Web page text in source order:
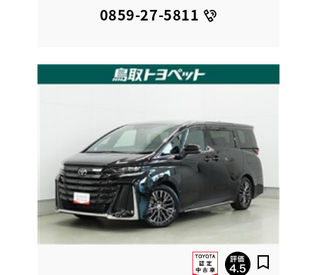
0859-27-5811